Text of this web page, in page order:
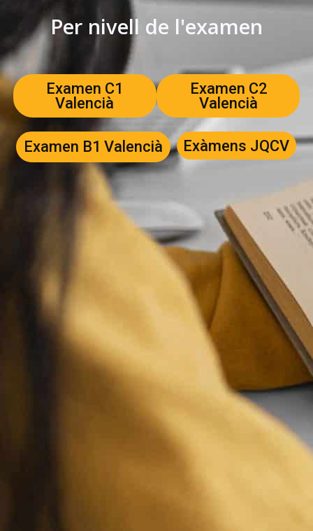
Per nivell de l'examen
Examen C1
Valencià
Examen C2
Valencià
Examen B1 Valencià Exàmens JQCV